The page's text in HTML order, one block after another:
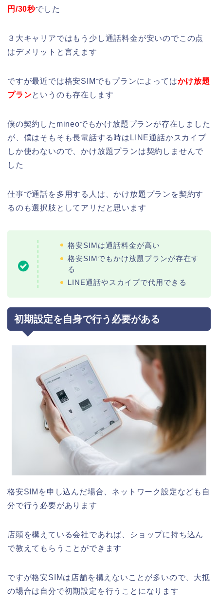
円/30秒でした
３大キャリアではもう少し通話料金が安いのでこの点
はデメリットと言えます
ですが最近では格安SIMでもプランによってはかけ放題
プランというのも存在します
僕の契約したmineoでもかけ放題プランが存在しました
が、僕はそもそも長電話する時はLINE通話かスカイプ
しか使わないので、かけ放題プランは契約しませんで
した
仕事で通話を多用する人は、かけ放題プランを契約す
るのも選択肢としてアリだと思います
格安SIMは通話料金が高い
格安SIMでもかけ放題プランが存在す
る
LINE通話やスカイプで代用できる
初期設定を自身で行う必要がある
格安SIMを申し込んだ場合、ネットワーク設定なども自
分で行う必要があります
店頭を構えている会社であれば、ショップに持ち込ん
で教えてもらうことができます
ですが格安SIMは店舗を構えないことが多いので、大抵
の場合は自分で初期設定を行うことになります